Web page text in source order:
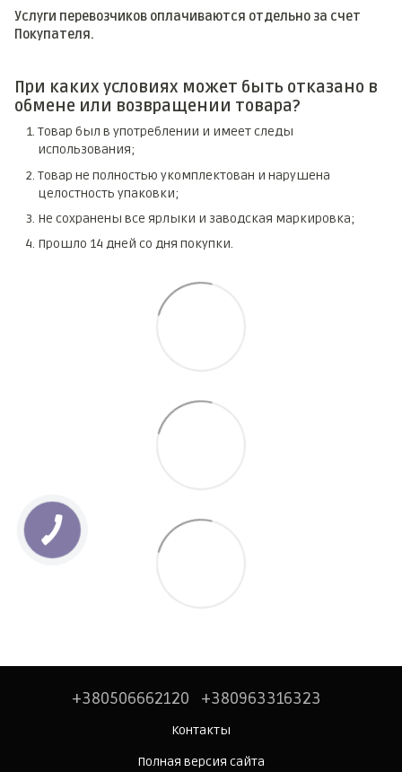
Услуги перевозчиков оплачиваются отдельно за счет
Покупателя.
При каких условиях может быть отказано в
обмене или возвращении товара?
Товар был в употреблении и имеет следы
использования;
Товар не полностью укомплектован и нарушена
целостность упаковки;
Не сохранены все ярлыки и заводская маркировка;
Прошло 14 дней со дня покупки.
+380506662120 +380963316323
Контакты
Полная версия сайта